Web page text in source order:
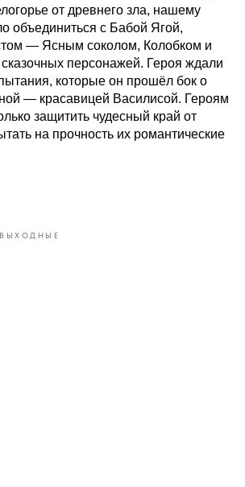
от древнего зла, нашему
объединиться с Бабой Ягой,
— Ясным соколом, Колобком и
сказочных персонажей. Героя ждали
которые он прошёл бок о
— красавицей Василисой. Героям
защитить чудесный край от
на прочность их романтические
ВЫХОДНЫЕ